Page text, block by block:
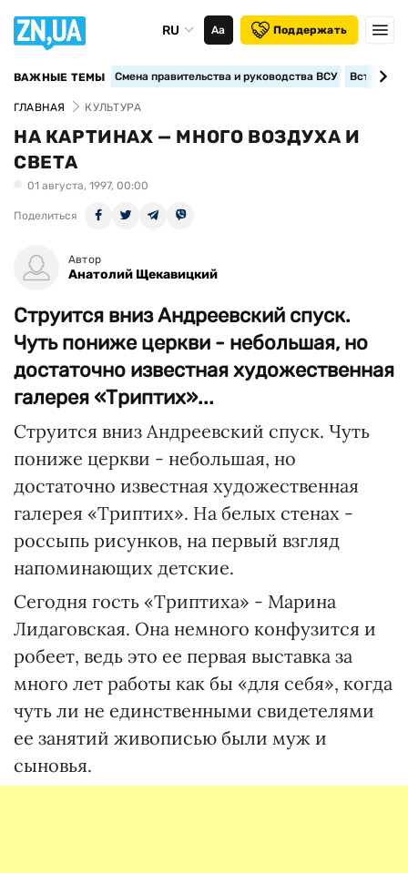
RU Аа Поддержать
ВАЖНЫЕ ТЕМЫ Смена правительства и руководства ВСУ
ГЛАВНАЯ КУЛЬТУРА
НА КАРТИНАХ — МНОГО ВОЗДУХА И
СВЕТА
01 августа, 1997, 00:00
Поделиться
Автор
Анатолий Щекавицкий
Струится вниз Андреевский спуск.
Чуть пониже церкви - небольшая, но
достаточно известная художественная
галерея «Триптих»...
Струится вниз Андреевский спуск. Чуть
пониже церкви - небольшая, но
достаточно известная художественная
галерея «Триптих». На белых стенах -
россыпь рисунков, на первый взгляд
напоминающих детские.
Сегодня гость «Триптиха» - Марина
Лидаговская. Она немного конфузится и
робеет, ведь это ее первая выставка за
много лет работы как бы «для себя», когда
чуть ли не единственными свидетелями
ее занятий живописью были муж и
сыновья.